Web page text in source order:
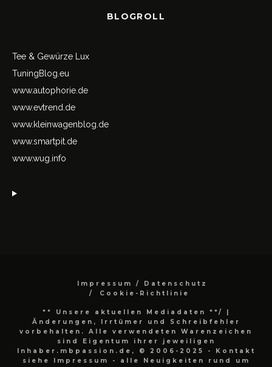
BLOGROLL
Tee & Gewürze Lux
TuningBlog.eu
www.autophorie.de
www.evtrend.de
www.kleinwagenblog.de
www.smartpit.de
www.wug.info
Impressum / Datenschutz
Cookie-Richtlinie
** Unsere aktuellen Mediadaten **/
|
Änderungen, Irrtümer und Schreibfehler
vorbehalten. Alle verwendeten Warenzeichen
sind Eigentum ihrer jeweiligen
Inhaber.mbpassion.de, © 2006-2025 - Kontakt
siehe Impressum - alle Neuigkeiten rund um